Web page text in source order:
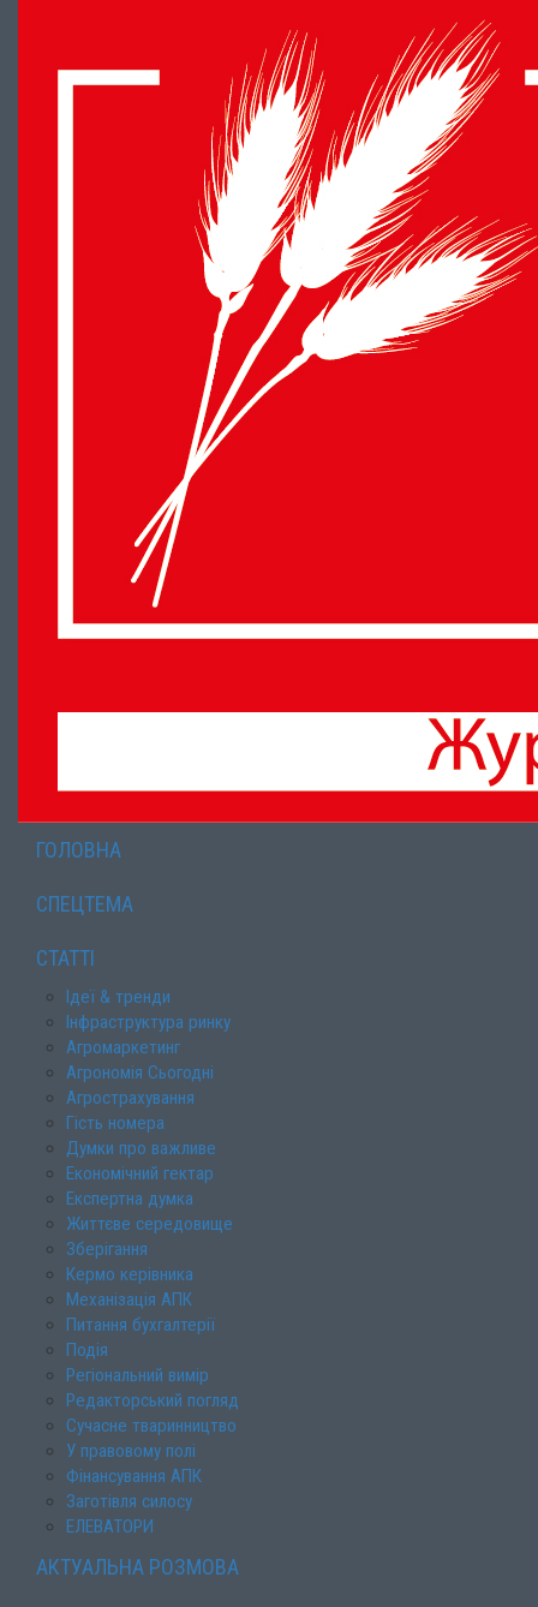
ГОЛОВНА
СПЕЦТЕМА
СТАТТІ
Ідеї & тренди
Інфраструктура ринку
Агромаркетинг
Агрономія Сьогодні
Агрострахування
Гість номера
Думки про важливе
Економічний гектар
Експертна думка
Життєве середовище
Зберігання
Кермо керівника
Механізація АПК
Питання бухгалтерії
Подія
Регіональний вимір
Редакторський погляд
Сучасне тваринництво
У правовому полі
Фінансування АПК
Заготівля силосу
ЕЛЕВАТОРИ
АКТУАЛЬНА РОЗМОВА